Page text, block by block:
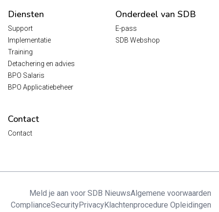
Diensten
Support
Implementatie
Training
Detachering en advies
BPO Salaris
BPO Applicatiebeheer
Onderdeel van SDB
E-pass
SDB Webshop
Contact
Contact
Meld je aan voor SDB NieuwsAlgemene voorwaarden
ComplianceSecurityPrivacyKlachtenprocedure Opleidingen